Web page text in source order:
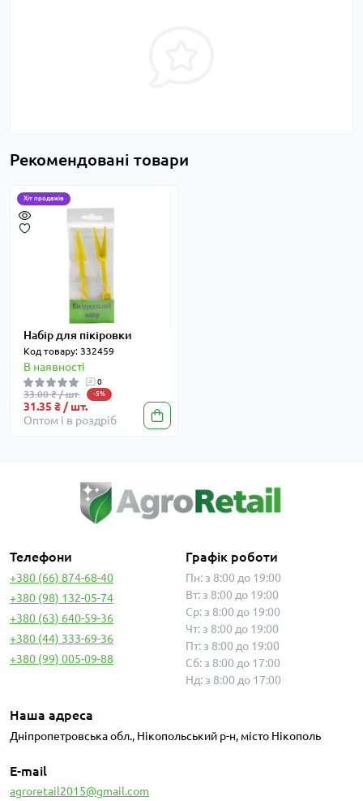
Рекомендовані товари
Хіт продажів
Набір для пікіровки
Код товару: 332459
В наявності
0
33.00 ₴ / шт. -5%
31.35 ₴ / шт.
Оптом і в роздріб
Телефони
+380 (66) 874-68-40
+380 (98) 132-05-74
+380 (63) 640-59-36
+380 (44) 333-69-36
+380 (99) 005-09-88
Графік роботи
Пн: з 8:00 до 19:00
Вт: з 8:00 до 19:00
Ср: з 8:00 до 19:00
Чт: з 8:00 до 19:00
Пт: з 8:00 до 19:00
Сб: з 8:00 до 17:00
Нд: з 8:00 до 17:00
Наша адреса
Дніпропетровська обл., Нікопольський р-н, місто Нікополь
E-mail
agroretail2015@gmail.com